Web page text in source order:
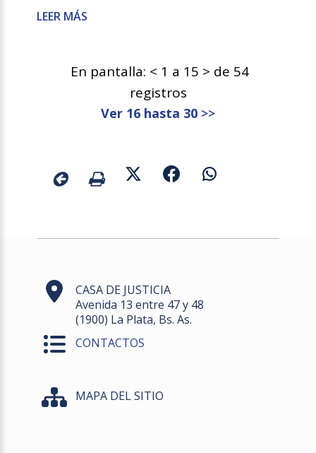
LEER MÁS
En pantalla: < 1 a 15 > de 54
registros
Ver 16 hasta 30 >>
CASA DE JUSTICIA
Avenida 13 entre 47 y 48
(1900) La Plata, Bs. As.
CONTACTOS
MAPA DEL SITIO